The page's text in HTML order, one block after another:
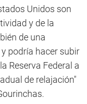
Unidos son
y de la
de una
podría hacer subir
Reserva Federal a
de relajación"